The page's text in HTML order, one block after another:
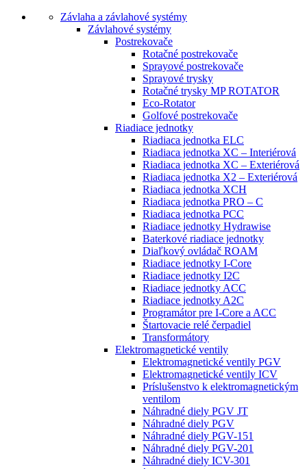
Závlaha a závlahové systémy
Závlahové systémy
Postrekovače
Rotačné postrekovače
Sprayové postrekovače
Sprayové trysky
Rotačné trysky MP ROTATOR
Eco-Rotator
Golfové postrekovače
Riadiace jednotky
Riadiaca jednotka ELC
Riadiaca jednotka XC – Interiérová
Riadiaca jednotka XC – Exteriérová
Riadiaca jednotka X2 – Exteriérová
Riadiaca jednotka XCH
Riadiaca jednotka PRO – C
Riadiaca jednotka PCC
Riadiace jednotky Hydrawise
Baterkové riadiace jednotky
Diaľkový ovládač ROAM
Riadiace jednotky I-Core
Riadiace jednotky I2C
Riadiace jednotky ACC
Riadiace jednotky A2C
Programátor pre I-Core a ACC
Štartovacie relé čerpadiel
Transformátory
Elektromagnetické ventily
Elektromagnetické ventily PGV
Elektromagnetické ventily ICV
Príslušenstvo k elektromagnetickým
ventilom
Náhradné diely PGV JT
Náhradné diely PGV
Náhradné diely PGV-151
Náhradné diely PGV-201
Náhradné diely ICV-301